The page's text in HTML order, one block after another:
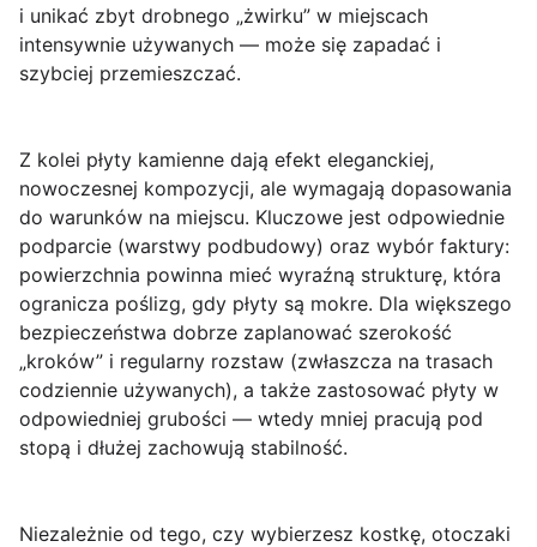
i unikać zbyt drobnego „żwirku” w miejscach
intensywnie używanych — może się zapadać i
szybciej przemieszczać.
Z kolei płyty kamienne dają efekt eleganckiej,
nowoczesnej kompozycji, ale wymagają dopasowania
do warunków na miejscu. Kluczowe jest odpowiednie
podparcie (warstwy podbudowy) oraz wybór faktury:
powierzchnia powinna mieć wyraźną strukturę, która
ogranicza poślizg, gdy płyty są mokre. Dla większego
bezpieczeństwa dobrze zaplanować szerokość
„kroków” i regularny rozstaw (zwłaszcza na trasach
codziennie używanych), a także zastosować płyty w
odpowiedniej grubości — wtedy mniej pracują pod
stopą i dłużej zachowują stabilność.
Niezależnie od tego, czy wybierzesz kostkę, otoczaki